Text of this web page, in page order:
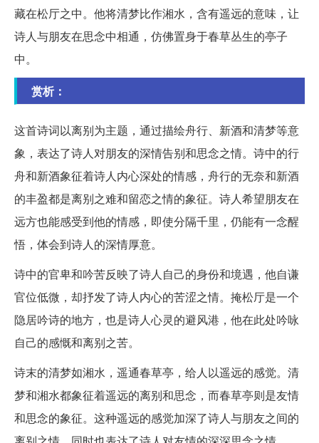
藏在松厅之中。他将清梦比作湘水，含有遥远的意味，让
诗人与朋友在思念中相通，仿佛置身于春草丛生的亭子
中。
赏析：
这首诗词以离别为主题，通过描绘舟行、新酒和清梦等意
象，表达了诗人对朋友的深情告别和思念之情。诗中的行
舟和新酒象征着诗人内心深处的情感，舟行的无奈和新酒
的丰盈都是离别之难和留恋之情的象征。诗人希望朋友在
远方也能感受到他的情感，即使分隔千里，仍能有一念醒
悟，体会到诗人的深情厚意。
诗中的官卑和吟苦反映了诗人自己的身份和境遇，他自谦
官位低微，却抒发了诗人内心的苦涩之情。掩松厅是一个
隐居吟诗的地方，也是诗人心灵的避风港，他在此处吟咏
自己的感慨和离别之苦。
诗末的清梦如湘水，遥通春草亭，给人以遥远的感觉。清
梦和湘水都象征着遥远的离别和思念，而春草亭则是友情
和思念的象征。这种遥远的感觉加深了诗人与朋友之间的